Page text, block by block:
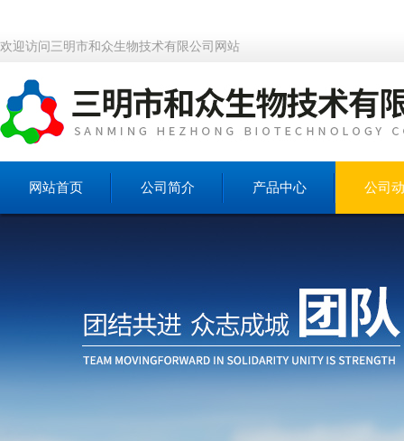
欢迎访问三明市和众生物技术有限公司网站
网站首页 公司简介 产品中心 公司